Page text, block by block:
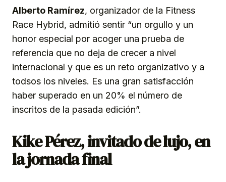
Alberto Ramírez, organizador de la Fitness
Race Hybrid, admitió sentir “un orgullo y un
honor especial por acoger una prueba de
referencia que no deja de crecer a nivel
internacional y que es un reto organizativo y a
todsos los niveles. Es una gran satisfacción
haber superado en un 20% el número de
inscritos de la pasada edición”.
Kike Pérez, invitado de lujo,en
la jornada final